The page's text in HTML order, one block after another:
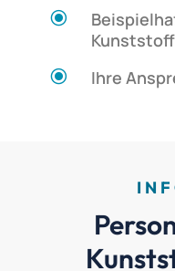
\
\ Ihre